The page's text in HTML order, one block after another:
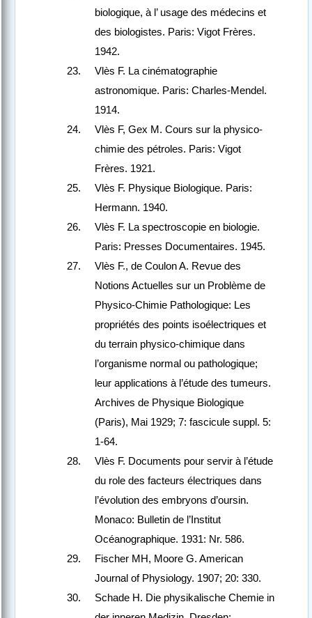
biologique, à l’ usage des médecins et
des biologistes. Paris: Vigot Frères.
1942.
Vlès F. La cinématographie
astronomique. Paris: Charles-Mendel.
1914.
Vlès F, Gex M. Cours sur la physico-
chimie des pétroles. Paris: Vigot
Frères. 1921.
Vlès F. Physique Biologique. Paris:
Hermann. 1940.
Vlès F. La spectroscopie en biologie.
Paris: Presses Documentaires. 1945.
Vlès F., de Coulon A. Revue des
Notions Actuelles sur un Problème de
Physico-Chimie Pathologique: Les
propriétés des points isoélectriques et
du terrain physico-chimique dans
l’organisme normal ou pathologique;
leur applications à l’étude des tumeurs.
Archives de Physique Biologique
(Paris), Mai 1929; 7: fascicule suppl. 5:
1-64.
Vlès F. Documents pour servir à l’étude
du role des facteurs électriques dans
l’évolution des embryons d’oursin.
Monaco: Bulletin de l’Institut
Océanographique. 1931: Nr. 586.
Fischer MH, Moore G. American
Journal of Physiology. 1907; 20: 330.
Schade H. Die physikalische Chemie in